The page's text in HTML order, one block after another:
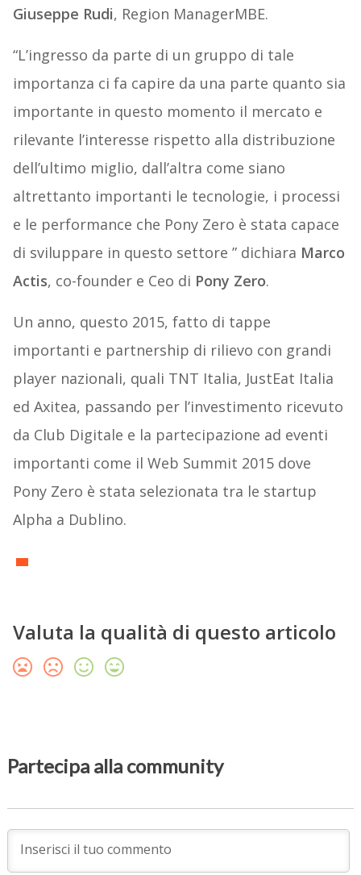
Giuseppe Rudi, Region ManagerMBE.
“L’ingresso da parte di un gruppo di tale
importanza ci fa capire da una parte quanto sia
importante in questo momento il mercato e
rilevante l’interesse rispetto alla distribuzione
dell’ultimo miglio, dall’altra come siano
altrettanto importanti le tecnologie, i processi
e le performance che Pony Zero è stata capace
di sviluppare in questo settore ” dichiara Marco
Actis, co-founder e Ceo di Pony Zero.
Un anno, questo 2015, fatto di tappe
importanti e partnership di rilievo con grandi
player nazionali, quali TNT Italia, JustEat Italia
ed Axitea, passando per l’investimento ricevuto
da Club Digitale e la partecipazione ad eventi
importanti come il Web Summit 2015 dove
Pony Zero è stata selezionata tra le startup
Alpha a Dublino.
Valuta la qualità di questo articolo
Partecipa alla community